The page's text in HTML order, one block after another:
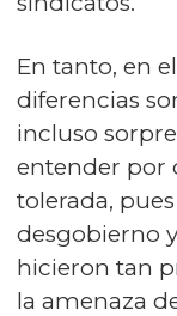
En tanto, en
diferencias
incluso
entender por
tolerada,
desgobierno
hicieron tan
la amenaza